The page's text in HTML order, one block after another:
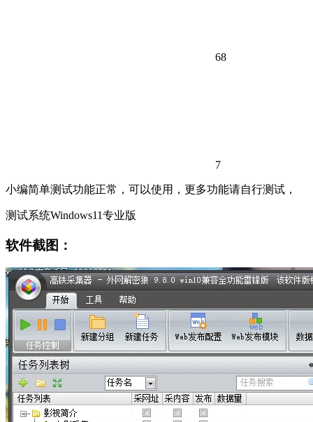
68
7
小编简单测试功能正常，可以使用，更多功能请自行测试，
测试系统Windows11专业版
软件截图：